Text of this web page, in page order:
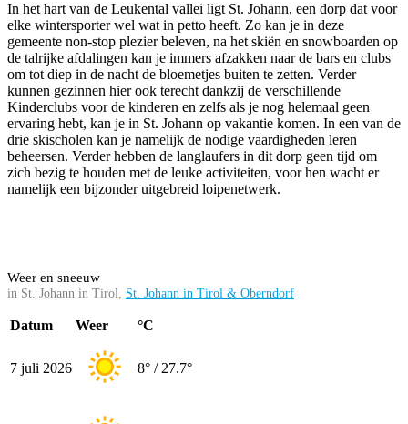
In het hart van de Leukental vallei ligt St. Johann, een dorp dat voor
elke wintersporter wel wat in petto heeft. Zo kan je in deze
gemeente non-stop plezier beleven, na het skiën en snowboarden op
de talrijke afdalingen kan je immers afzakken naar de bars en clubs
om tot diep in de nacht de bloemetjes buiten te zetten. Verder
kunnen gezinnen hier ook terecht dankzij de verschillende
Kinderclubs voor de kinderen en zelfs als je nog helemaal geen
ervaring hebt, kan je in St. Johann op vakantie komen. In een van de
drie skischolen kan je namelijk de nodige vaardigheden leren
beheersen. Verder hebben de langlaufers in dit dorp geen tijd om
zich bezig te houden met de leuke activiteiten, voor hen wacht er
namelijk een bijzonder uitgebreid loipenetwerk.
Weer en sneeuw
in St. Johann in Tirol, St. Johann in Tirol & Oberndorf
Datum Weer °C
7 juli 2026 8° / 27.7°